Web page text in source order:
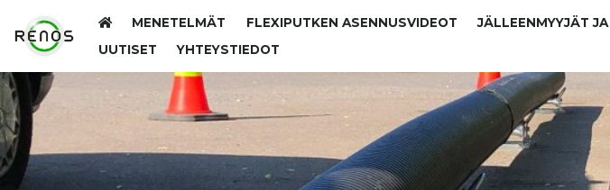
MENETELMÄT FLEXIPUTKEN ASENNUSVIDEOT JÄLLEENMYYJÄT
UUTISET
YHTEYSTIEDOT